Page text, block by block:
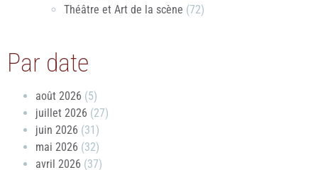
Théâtre et Art de la scène (72)
Par date
août 2026 (5)
juillet 2026 (27)
juin 2026 (31)
mai 2026 (32)
avril 2026 (37)